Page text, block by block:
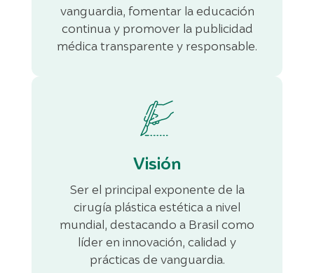
vanguardia, fomentar la educación
continua y promover la publicidad
médica transparente y responsable.
Visión
Ser el principal exponente de la
cirugía plástica estética a nivel
mundial, destacando a Brasil como
líder en innovación, calidad y
prácticas de vanguardia.